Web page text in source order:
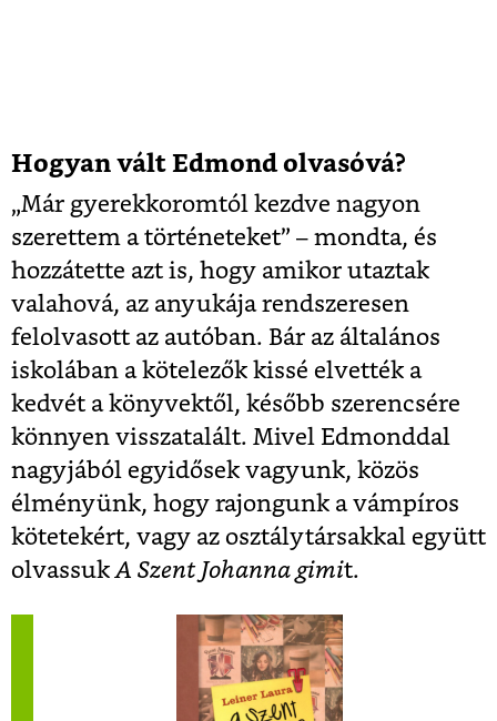
Hogyan vált Edmond olvasóvá?
„Már gyerekkoromtól kezdve nagyon
szerettem a történeteket” – mondta, és
hozzátette azt is, hogy amikor utaztak
valahová, az anyukája rendszeresen
felolvasott az autóban. Bár az általános
iskolában a kötelezők kissé elvették a
kedvét a könyvektől, később szerencsére
könnyen visszatalált. Mivel Edmonddal
nagyjából egyidősek vagyunk, közös
élményünk, hogy rajongunk a vámpíros
kötetekért, vagy az osztálytársakkal együtt
olvassuk A Szent Johanna gimit.